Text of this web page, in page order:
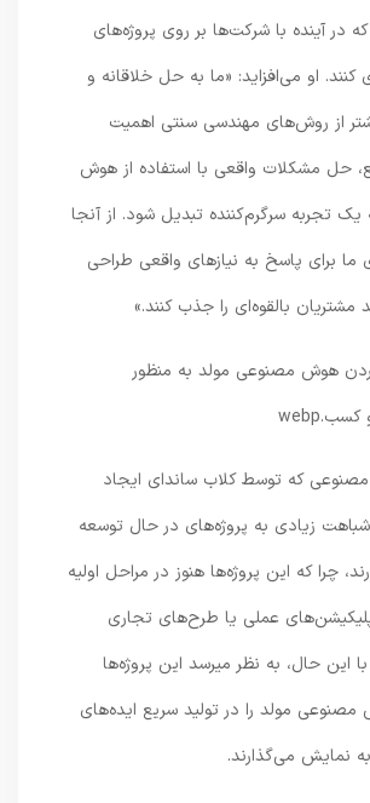
با شرکت‌ها بر روی پروژه‌های
می‌افزاید: «ما به حل خلاقانه و
روش‌های مهندسی سنتی اهمیت
واقعی با استفاده از هوش
سرگرم‌کننده تبدیل شود. از آنجا
پاسخ به نیازهای واقعی طراحی
بالقوه‌ای را جذب کنند.»
که توسط کلاب ساندای ایجاد
زیادی به پروژه‌های در حال توسعه
که این پروژه‌ها هنوز در مراحل اولیه
عملی یا طرح‌های تجاری
به نظر می­رسد این پروژه‌ها
مولد را در تولید سریع ایده‌های
می‌گذارند.